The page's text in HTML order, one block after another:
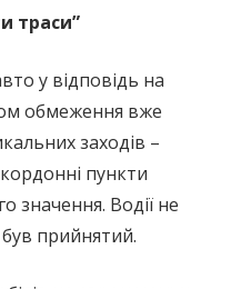
траси”
у відповідь на
обмеження вже
заходів –
пункти
значення. Водії не
прийнятий.